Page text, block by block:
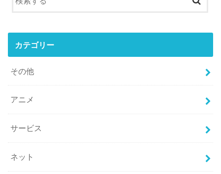
カテゴリー
その他
アニメ
サービス
ネット